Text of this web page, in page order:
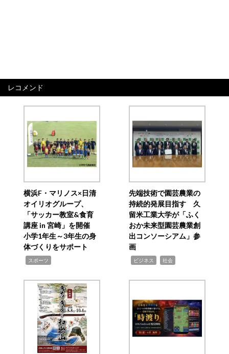
レコメンド
横浜F・マリノス×日清
オイリオグループ、
「サッカー教室&食育
講座 in 宮崎」を開催
小学1年生～3年生の身
体づくりをサポート
スポーツ
先端技術で園芸農業の
持続的発展目指す 久
留米工業大学が「ふく
おか未来型園芸農業創
出コンソーシアム」参
画
ビジネス 社会